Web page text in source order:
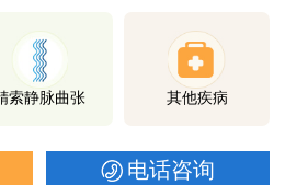
索静脉曲张 其他疾病
电话咨询